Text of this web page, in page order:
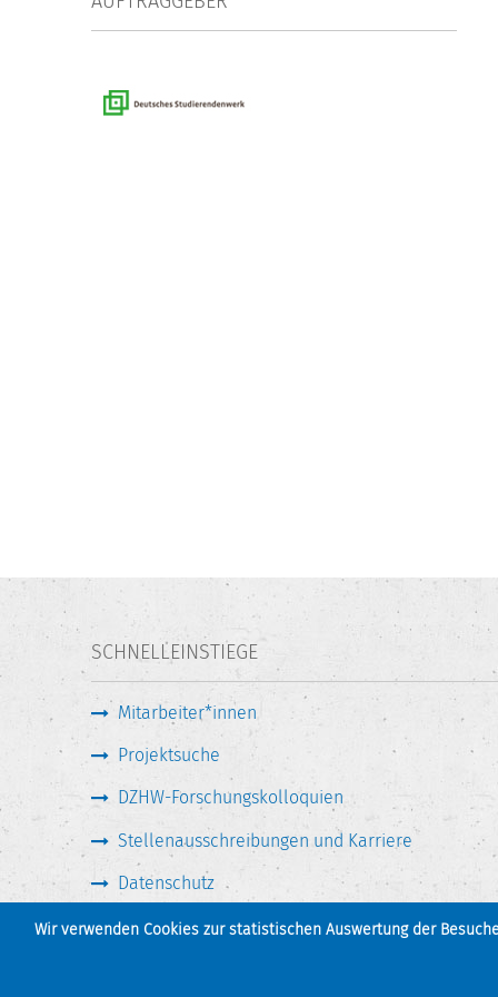
Wir verwenden Cookies zur statistischen Auswertung der
SCHNELLEINSTIEGE
Mitarbeiter*innen
Projektsuche
DZHW-Forschungskolloquien
Stellenausschreibungen und Karriere
Datenschutz